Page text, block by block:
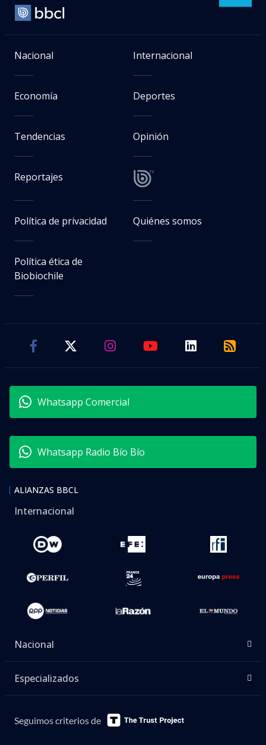
Nacional Internacional
Economía Deportes
Tendencias Opinión
Reportajes
Política de privacidad Quiénes somos
Política ética de
Biobiochile
Whatsapp Comercial
Whatsapp Radio Bío Bío
ALIANZAS BBCL
Internacional
Nacional
Especializados
Seguimos criterios de